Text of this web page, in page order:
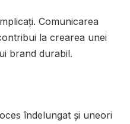
Comunicarea
la crearea unei
brand durabil.
îndelungat și uneori